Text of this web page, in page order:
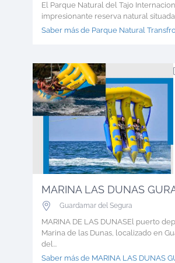
El Parque Natural del Tajo
impresionante reserva natural situada
Saber más de Parque Natural
MARINA LAS DUNAS
Guardamar del Segura
MARINA DE LAS DUNASEl puerto
Marina de las Dunas, localizado en
del...
Saber más de MARINA LAS DUNAS